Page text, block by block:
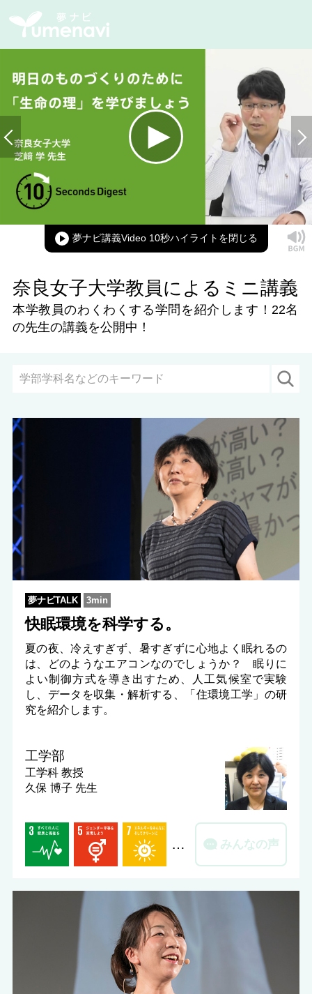
Time
Picture-
in-
Picture
夢ナビ講義Video 10秒ハイライト
奈良女子大学教員によるミニ講義
本学教員のわくわくする学問を紹介します！ 22名
の先生の講義を公開中！
夢ナビTALK 3min
快眠環境を科学する。
夏の夜、冷えすぎず、暑すぎずに心地よく眠れるの
は、どのようなエアコンなのでしょうか？ 眠りに
よい制御方式を導き出すため、人工気候室で実験
し、データを収集・解析する、「住環境工学」の研
究を紹介します。
工学部
工学科 教授
久保 博子 先生
… みんなの声